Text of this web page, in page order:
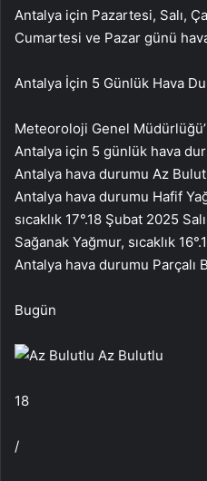
Antalya için Pazartesi, Salı,
Cumartesi ve Pazar günü
Antalya İçin 5 Günlük Hava
Meteoroloji Genel
Antalya için 5 günlük hava
Antalya hava durumu Az
Antalya hava durumu Hafif
sıcaklık 17°.18 Şubat 2025 Salı
Sağanak Yağmur, sıcaklık 16°.
Antalya hava durumu Parçalı
Bugün
Az Bulutlu
18
/